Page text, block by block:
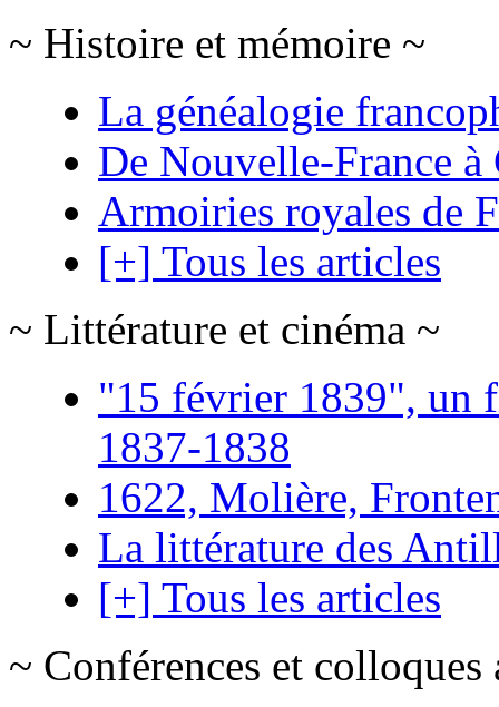
~ Histoire et mémoire ~
La généalogie
De Nouvelle-France à
Armoiries royales de
[+] Tous les articles
~ Littérature et cinéma ~
"15 février 1839", un
1837-1838
1622, Molière,
La littérature des
[+] Tous les articles
~ Conférences et